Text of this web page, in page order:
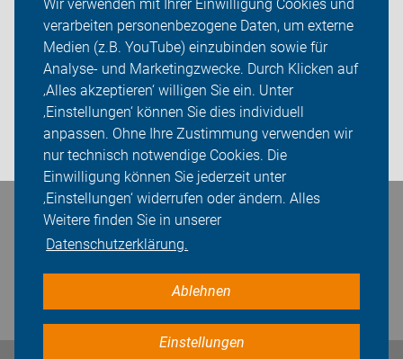
Wir verwenden mit Ihrer Einwilligung Cookies und
verarbeiten personenbezogene Daten, um externe
Medien (z.B. YouTube) einzubinden sowie für
Analyse- und Marketingzwecke. Durch Klicken auf
‚Alles akzeptieren‘ willigen Sie ein. Unter
‚Einstellungen‘ können Sie dies individuell
anpassen. Ohne Ihre Zustimmung verwenden wir
nur technisch notwendige Cookies. Die
Einwilligung können Sie jederzeit unter
‚Einstellungen‘ widerrufen oder ändern. Alles
Weitere finden Sie in unserer
Datenschutzerklärung.
Ablehnen
Einstellungen
ADFC Karlsruhe
Sei dabei
Presse
Login
Bleiben Sie in Kontakt